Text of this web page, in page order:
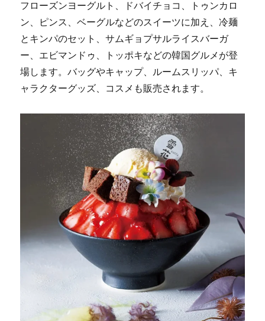
フローズンヨーグルト、ドバイチョコ、トゥンカロ
ン、ピンス、ベーグルなどのスイーツに加え、冷麺
とキンパのセット、サムギョプサルライスバーガ
ー、エビマンドゥ、トッポキなどの韓国グルメが登
場します。バッグやキャップ、ルームスリッパ、キ
ャラクターグッズ、コスメも販売されます。